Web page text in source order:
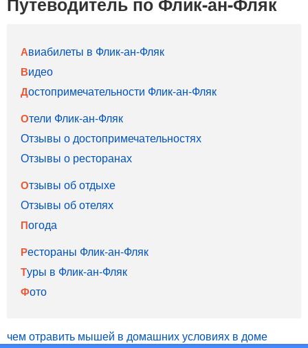
Авиабилеты в Флик-ан-Фляк
Видео
Достопримечательности Флик-ан-Фляк
Отели Флик-ан-Фляк
Отзывы о достопримечательностях
Отзывы о ресторанах
Отзывы об отдыхе
Отзывы об отелях
Погода
Рестораны Флик-ан-Фляк
Туры в Флик-ан-Фляк
Фото
чем отравить мышей в домашних условиях в доме